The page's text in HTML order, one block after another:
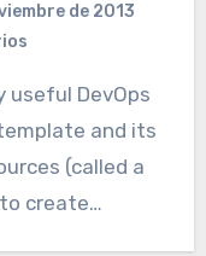
de 2013
and its
(called a
create…